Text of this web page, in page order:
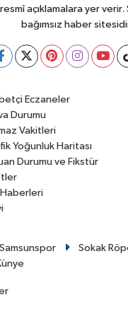
açıklamalara yer verir.
bağımsız haber
Eczaneler
Durumu
Vakitleri
Yoğunluk Haritası
Durumu ve Fikstür
Samsunspor Sokak